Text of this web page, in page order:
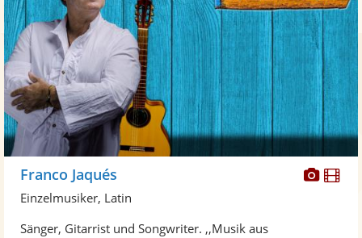
Franco Jaqués
Einzelmusiker, Latin
Sänger, Gitarrist und Songwriter. ,,Musik aus